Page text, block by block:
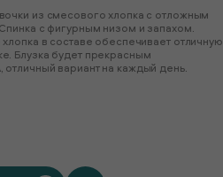
из смесового хлопка с отложным
с фигурным низом и запахом.
в составе обеспечивает отличную
Блузка будет прекрасным
вариант на каждый день.